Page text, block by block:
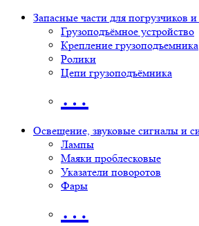
Запасные части для погрузчиков
Грузоподъёмное устройство
Крепление грузоподъемника
Ролики
Цепи грузоподъёмника
…
Освещение, звуковые сигналы и
Лампы
Маяки проблесковые
Указатели поворотов
Фары
…